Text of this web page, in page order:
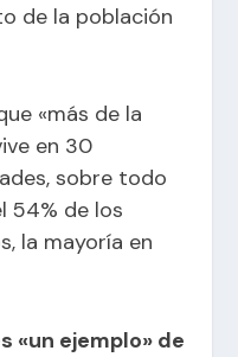
de la población
«más de la
en 30
sobre todo
54% de los
la mayoría en
«un ejemplo» de